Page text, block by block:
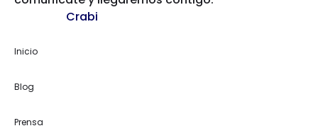
Crabi
Inicio
Blog
Prensa